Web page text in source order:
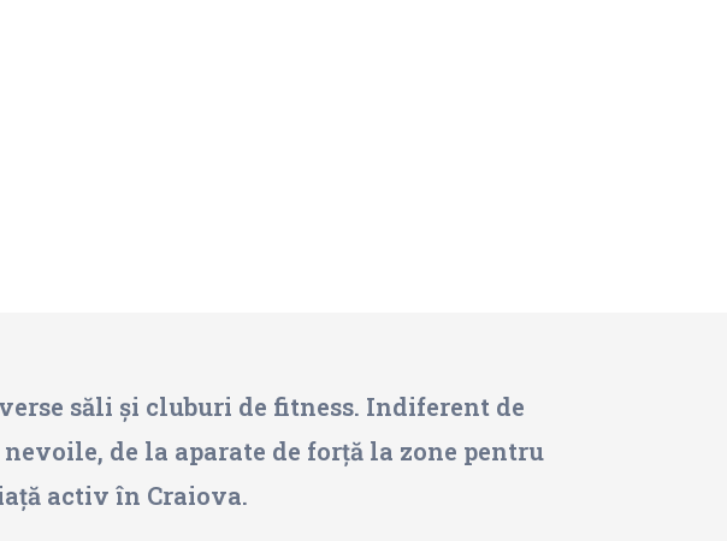
săli și cluburi de fitness. Indiferent de
de la aparate de forță la zone pentru
activ în Craiova.